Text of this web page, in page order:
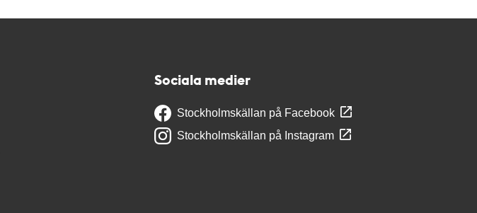
Sociala medier
Stockholmskällan på Facebook
Stockholmskällan på Instagram